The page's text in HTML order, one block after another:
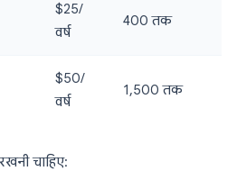
$25/
वर्ष
400 तक
$50/
वर्ष
1,500 तक
चाहिए: